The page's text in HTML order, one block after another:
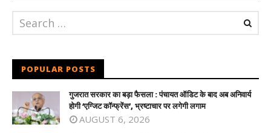
POPULAR POSTS
गुजरात सरकार का बड़ा फैसला : पंचायत ऑडिट के बाद अब अनिवार्य
होगी ‘एग्जिट कॉन्फ्रेंस’, भ्रष्टाचार पर लगेगी लगाम
AUGUST 6, 2026